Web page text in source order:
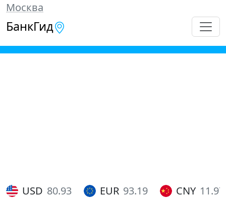
Москва
БанкГид
USD 80.93 EUR 93.19 CNY 11.97